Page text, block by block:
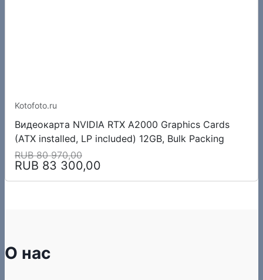
Kotofoto.ru
Видеокарта NVIDIA RTX A2000 Graphics Cards
(ATX installed, LP included) 12GB, Bulk Packing
RUB 80 970,00
RUB 83 300,00
О нас